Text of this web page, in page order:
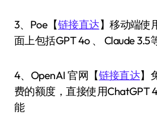
3、Poe【链接直达】移动端使
面上包括GPT 4o 、 Claude 3.5
4、OpenAI 官网【链接直达】
费的额度，直接使用ChatGPT
能